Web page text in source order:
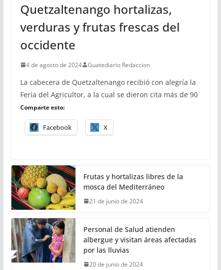
Quetzaltenango hortalizas,
verduras y frutas frescas del
occidente
4 de agosto de 2024 Guatediario Redaccion
La cabecera de Quetzaltenango recibió con alegría la
Feria del Agricultor, a la cual se dieron cita más de 90
Comparte esto:
Facebook X
Frutas y hortalizas libres de la
mosca del Mediterráneo
21 de junio de 2024
Personal de Salud atienden
albergue y visitan áreas afectadas
por las lluvias
20 de junio de 2024